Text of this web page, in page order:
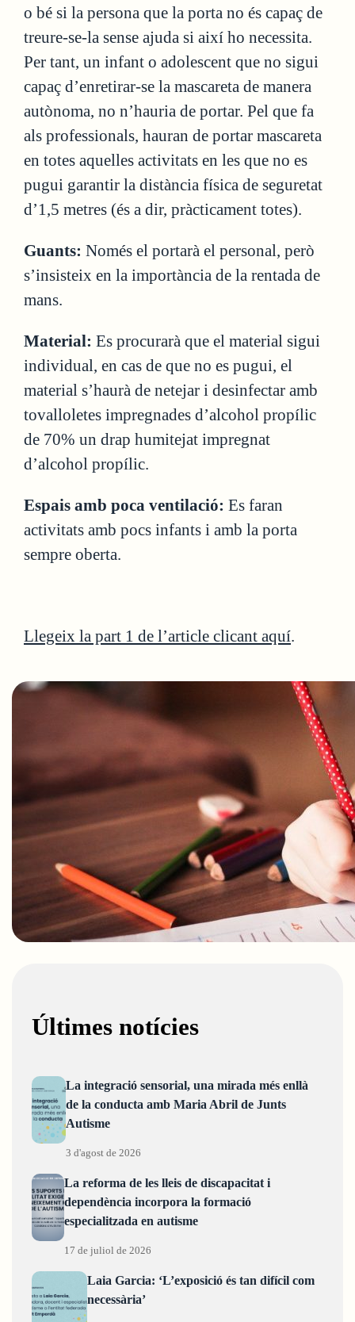
o bé si la persona que la porta no és capaç de
treure-se-la sense ajuda si així ho necessita.
Per tant, un infant o adolescent que no sigui
capaç d’enretirar-se la mascareta de manera
autònoma, no n’hauria de portar. Pel que fa
als professionals, hauran de portar mascareta
en totes aquelles activitats en les que no es
pugui garantir la distància física de seguretat
d’1,5 metres (és a dir, pràcticament totes).
Guants: Només el portarà el personal, però
s’insisteix en la importància de la rentada de
mans.
Material: Es procurarà que el material sigui
individual, en cas de que no es pugui, el
material s’haurà de netejar i desinfectar amb
tovalloletes impregnades d’alcohol propílic
de 70% un drap humitejat impregnat
d’alcohol propílic.
Espais amb poca ventilació: Es faran
activitats amb pocs infants i amb la porta
sempre oberta.
Llegeix la part 1 de l’article clicant aquí.
Últimes notícies
La integració sensorial, una mirada més enllà
de la conducta amb Maria Abril de Junts
Autisme
3 d'agost de 2026
La reforma de les lleis de discapacitat i
dependència incorpora la formació
especialitzada en autisme
17 de juliol de 2026
Laia Garcia: ‘L’exposició és tan difícil com
necessària’